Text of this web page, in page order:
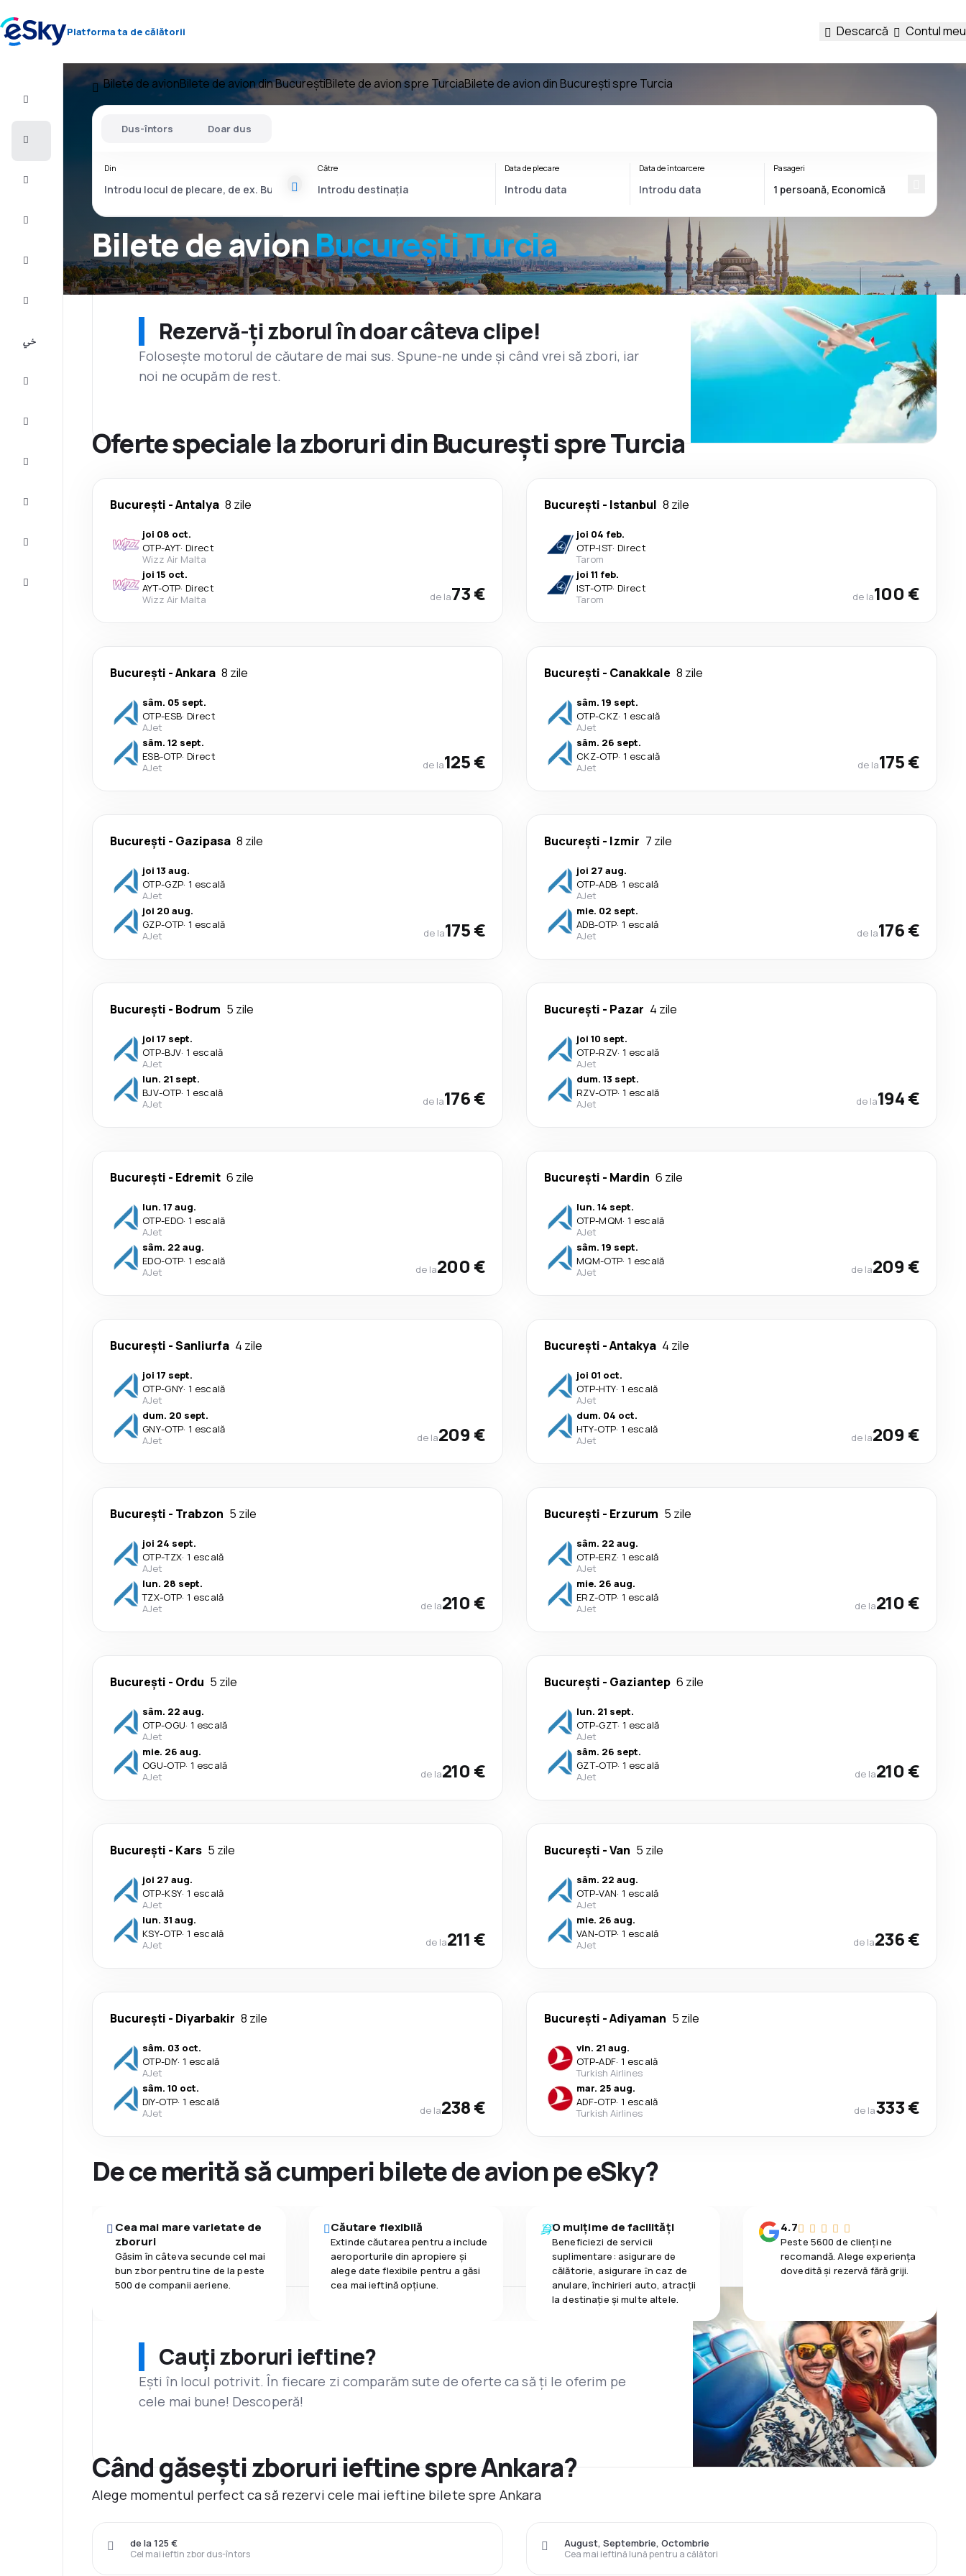
Platforma ta de călătorii Descarcă Contul meu
2026/27
Bilete de avionBilete de avion din BucureștiBilete de avion spre TurciaBilete de avion din București spre Turcia
Bilete de avionBucurești Turcia
Dus-întors Doar dus
Din Către Data de plecare Data de întoarcere Pasageri
Rezervă-ți zborul în doar câteva clipe!
Folosește motorul de căutare de mai sus. Spune-ne unde și când vrei să zbori, iar
noi ne ocupăm de rest.
Oferte speciale la zboruri din București spre Turcia
București -Antalya 8 zile
joi 08 oct.
OTP-AYT· Direct
Wizz Air Malta
joi 15 oct.
AYT-OTP· Direct
Wizz Air Malta
de la73 €
București - Istanbul 8 zile
joi 04 feb.
OTP-IST· Direct
Tarom
joi 11 feb.
IST-OTP· Direct
Tarom
de la100 €
București -Ankara 8 zile
sâm. 05 sept.
OTP-ESB· Direct
AJet
sâm. 12 sept.
ESB-OTP· Direct
AJet
de la125 €
București - Canakkale 8 zile
sâm. 19 sept.
OTP-CKZ· 1 escală
AJet
sâm. 26 sept.
CKZ-OTP· 1 escală
AJet
de la175 €
București - Gazipasa 8 zile
joi 13 aug.
OTP-GZP· 1 escală
AJet
joi 20 aug.
GZP-OTP· 1 escală
AJet
de la175 €
București - Izmir 7 zile
joi 27 aug.
OTP-ADB· 1 escală
AJet
mie. 02 sept.
ADB-OTP· 1 escală
AJet
de la176 €
București - Bodrum 5 zile
joi 17 sept.
OTP-BJV· 1 escală
AJet
lun. 21 sept.
BJV-OTP· 1 escală
AJet
de la176 €
București - Pazar 4 zile
joi 10 sept.
OTP-RZV· 1 escală
AJet
dum. 13 sept.
RZV-OTP· 1 escală
AJet
de la194 €
București - Edremit 6 zile
lun. 17 aug.
OTP-EDO· 1 escală
AJet
sâm. 22 aug.
EDO-OTP· 1 escală
AJet
de la200 €
București - Mardin 6 zile
lun. 14 sept.
OTP-MQM· 1 escală
AJet
sâm. 19 sept.
MQM-OTP· 1 escală
AJet
de la209 €
București -Sanliurfa 4 zile
joi 17 sept.
OTP-GNY· 1 escală
AJet
dum. 20 sept.
GNY-OTP· 1 escală
AJet
de la209 €
București -Antakya 4 zile
joi 01 oct.
OTP-HTY· 1 escală
AJet
dum. 04 oct.
HTY-OTP· 1 escală
AJet
de la209 €
București - Trabzon 5 zile
joi 24 sept.
OTP-TZX· 1 escală
AJet
lun. 28 sept.
TZX-OTP· 1 escală
AJet
de la210 €
București - Erzurum 5 zile
sâm. 22 aug.
OTP-ERZ· 1 escală
AJet
mie. 26 aug.
ERZ-OTP· 1 escală
AJet
de la210 €
București - Ordu 5 zile
sâm. 22 aug.
OTP-OGU· 1 escală
AJet
mie. 26 aug.
OGU-OTP· 1 escală
AJet
de la210 €
București - Gaziantep 6 zile
lun. 21 sept.
OTP-GZT· 1 escală
AJet
sâm. 26 sept.
GZT-OTP· 1 escală
AJet
de la210 €
București - Kars 5 zile
joi 27 aug.
OTP-KSY· 1 escală
AJet
lun. 31 aug.
KSY-OTP· 1 escală
AJet
de la211 €
București -Van 5 zile
sâm. 22 aug.
OTP-VAN· 1 escală
AJet
mie. 26 aug.
VAN-OTP· 1 escală
AJet
de la236 €
București - Diyarbakir 8 zile
sâm. 03 oct.
OTP-DIY· 1 escală
AJet
sâm. 10 oct.
DIY-OTP· 1 escală
AJet
de la238 €
București -Adiyaman 5 zile
vin. 21 aug.
OTP-ADF· 1 escală
Turkish Airlines
mar. 25 aug.
ADF-OTP· 1 escală
Turkish Airlines
de la333 €
De ce merită să cumperi bilete de avion pe eSky?
Cea mai mare varietate de
zboruri
Găsim în câteva secunde cel mai
bun zbor pentru tine de la peste
500 de companii aeriene.
Căutare flexibilă
Extinde căutarea pentru a include
aeroporturile din apropiere și
alege date flexibile pentru a găsi
cea mai ieftină opțiune.
O mulțime de facilități
Beneficiezi de servicii
suplimentare: asigurare de
călătorie, asigurare ȋn caz de
anulare, închirieri auto, atracții
la destinaţie și multe altele.
4.7
Peste 5600 de clienți ne
recomandă. Alege experiența
dovedită și rezervă fără griji.
Cauți zboruri ieftine?
Ești în locul potrivit. În fiecare zi comparăm sute de oferte ca să ți le oferim pe
cele mai bune! Descoperă!
Când găsești zboruri ieftine spre Ankara?
Alege momentul perfect ca să rezervi cele mai ieftine bilete spre Ankara
Cel mai ieftin zbor dus-întors
de la 125 €
Cea mai ieftină lună pentru a călători
August, Septembrie, Octombrie